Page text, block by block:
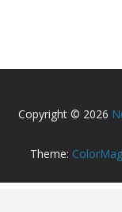
Copyright © 2026
Theme: ColorMag